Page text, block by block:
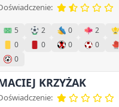
5 2 0 2
0
0 0 0
0
KRZYŻAK